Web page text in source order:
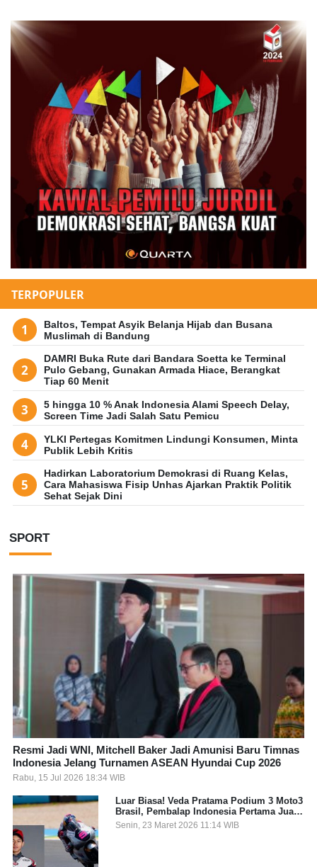
TERPOPULER
Baltos, Tempat Asyik Belanja Hijab dan Busana
Muslimah di Bandung
DAMRI Buka Rute dari Bandara Soetta ke Terminal
Pulo Gebang, Gunakan Armada Hiace, Berangkat
Tiap 60 Menit
5 hingga 10 % Anak Indonesia Alami Speech Delay,
Screen Time Jadi Salah Satu Pemicu
YLKI Pertegas Komitmen Lindungi Konsumen, Minta
Publik Lebih Kritis
Hadirkan Laboratorium Demokrasi di Ruang Kelas,
Cara Mahasiswa Fisip Unhas Ajarkan Praktik Politik
Sehat Sejak Dini
SPORT
Resmi Jadi WNI, Mitchell Baker Jadi Amunisi Baru Timnas
Indonesia Jelang Turnamen ASEAN Hyundai Cup 2026
Rabu, 15 Jul 2026 18:34 WIB
Luar Biasa! Veda Pratama Podium 3 Moto3
Brasil, Pembalap Indonesia Pertama Juara
Grand Prix
Senin, 23 Maret 2026 11:14 WIB